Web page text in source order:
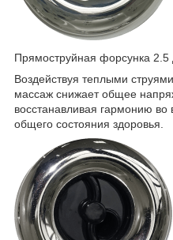
Прямоструйная форсунка
Воздействуя теплыми
массаж снижает общее
восстанавливая гармонию
общего состояния здоровья.